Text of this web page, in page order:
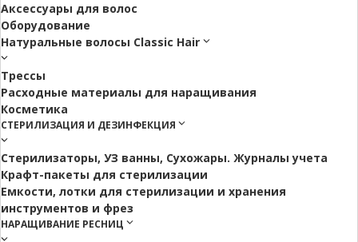
Аксессуары для волос
Оборудование
Натуральные волосы Classic Hair
Трессы
Расходные материалы для наращивания
Косметика
СТЕРИЛИЗАЦИЯ И ДЕЗИНФЕКЦИЯ
Стерилизаторы, УЗ ванны, Сухожары. Журналы учета
Крафт-пакеты для стерилизации
Емкости, лотки для стерилизации и хранения
инструментов и фрез
НАРАЩИВАНИЕ РЕСНИЦ